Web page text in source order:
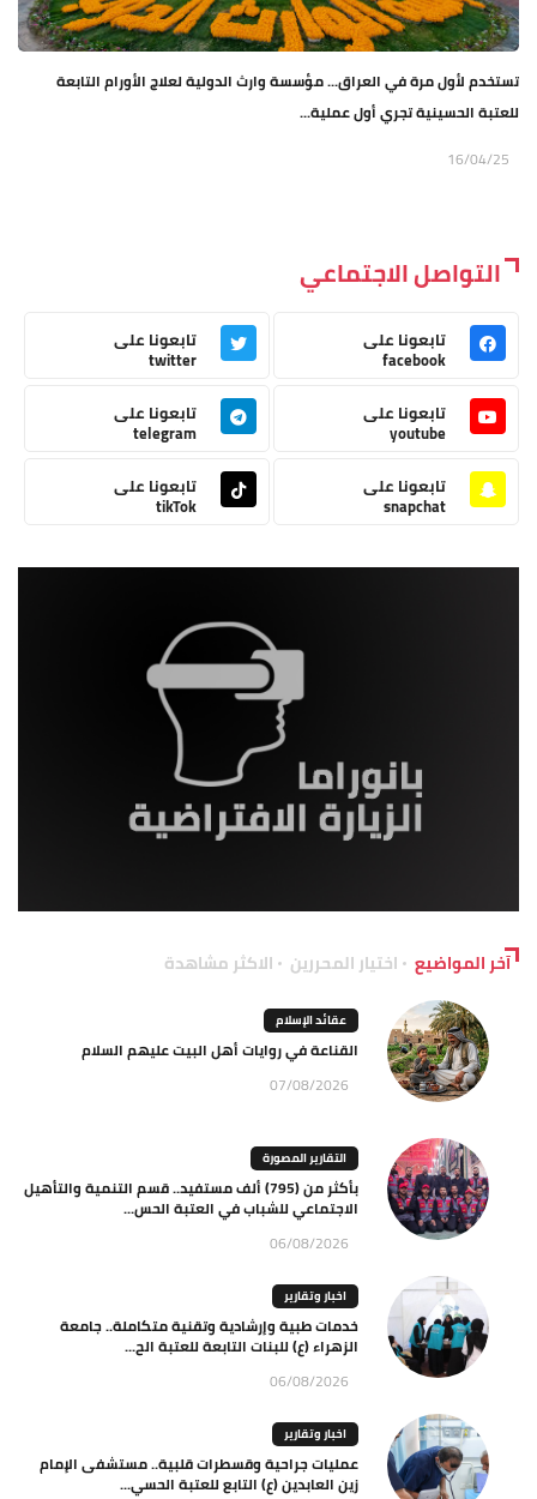
تستخدم لأول مرة في العراق... مؤسسة وارث الدولية لعلاج الأورام التابعة
للعتبة الحسينية تجري أول عملية...
16/04/25
التواصل الاجتماعي
تابعونا على
facebook
تابعونا على
twitter
تابعونا على
youtube
تابعونا على
telegram
تابعونا على
snapchat
تابعونا على
tikTok
آخر المواضيع اختيار المحررين الاكثر مشاهدة
عقائد الإسلام
القناعة في روايات أهل البيت عليهم السلام
07/08/2026
التقارير المصورة
بأكثر من (795) ألف مستفيد.. قسم التنمية والتأهيل
الاجتماعي للشباب في العتبة الحس...
06/08/2026
اخبار وتقارير
خدمات طبية وإرشادية وتقنية متكاملة.. جامعة
الزهراء (ع) للبنات التابعة للعتبة الح...
06/08/2026
اخبار وتقارير
عمليات جراحية وقسطرات قلبية.. مستشفى الإمام
زين العابدين (ع) التابع للعتبة الحسي...